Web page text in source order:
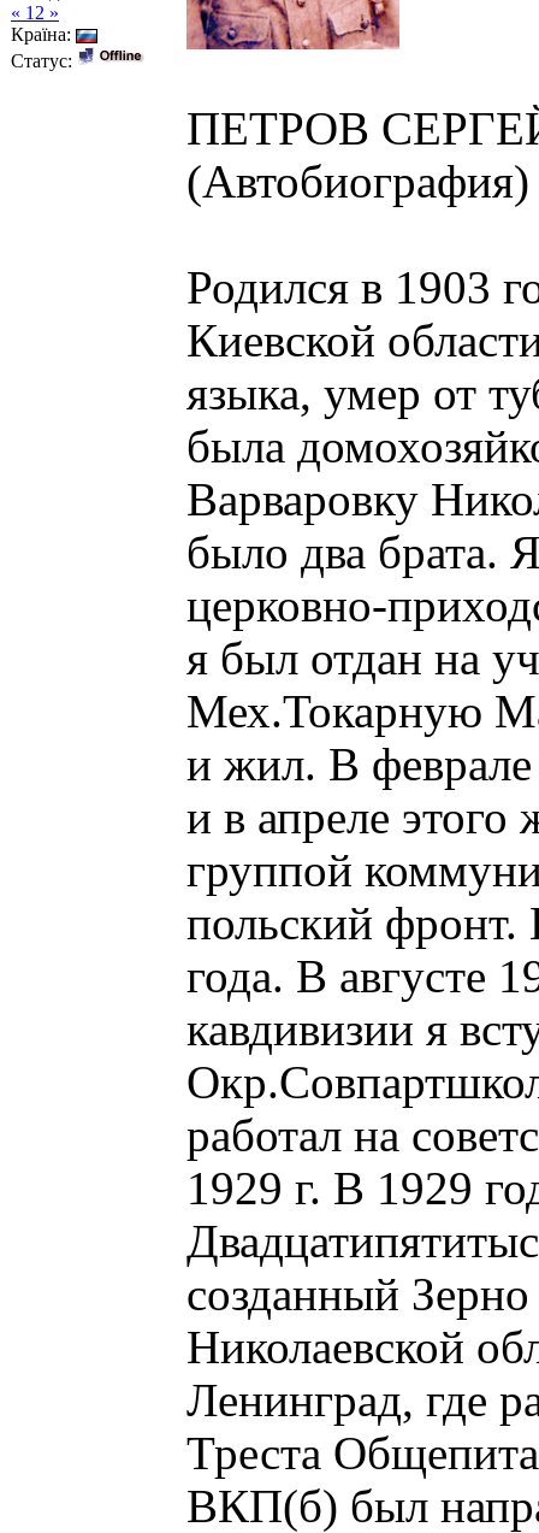
« 12 »
Країна:
Статус:
ПЕТРОВ
(Автобиография)
Родился в 1903
Киевской
языка, умер от
была
Варваровку
было два брата.
церковно-
я был отдан на
Мех.Токарную
и жил. В феврале
и в апреле этого
группой
польский
года. В августе
кавдивизии я
работал на
1929 г. В 1929
созданный
Николаевской
Ленинград, где
Треста
ВКП(б) был